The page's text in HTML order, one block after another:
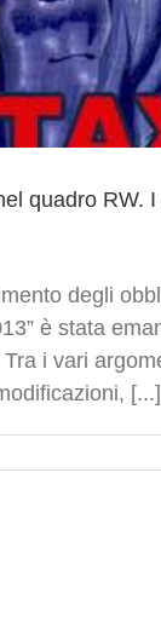
quadro RW.
degli
è stata
i vari
[...]